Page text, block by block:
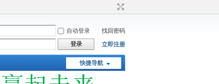
自动登录
找回密码
登录
立即注册
快捷导航